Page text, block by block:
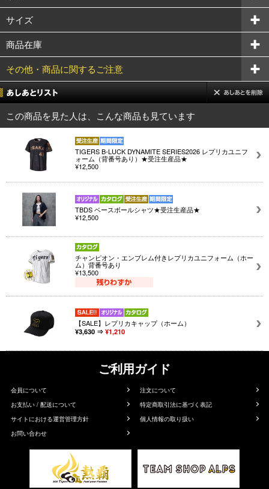
サイズ
商品在庫
その他・商品に関するご注意
この商品を見た人は、こんな商品も見ています
TIGERS B-LUCK DYNAMITE SERIES2026 レプリカユニフ
ォーム（背番号あり）★受注生産品★
¥12,500
TBDS ベースボールシャツ★受注生産品★
¥12,500
チャンピオン・エンブレム付きレプリカユニフォーム（ホー
ム）背番号あり
¥13,500
【SALE】レプリカキャップ（ホーム）
¥3,630 ⇒ ¥1,210
ご利用ガイド
会員について
注文について
お支払い / 配送について
特定商取引法に基づく表記
サイトにおける運営管理方針
個人情報の取り扱い
お問い合わせ